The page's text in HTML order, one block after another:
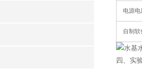
电源电
自制
四、实